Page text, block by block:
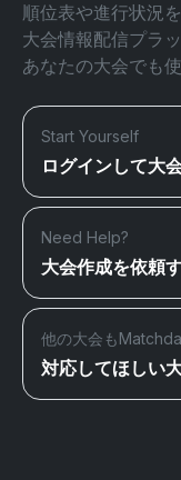
順位表や進行状況
大会情報配信プラ
あなたの大会でも
Start Yourself
ログインして大
Need Help?
大会作成を依頼
他の大会も
対応してほしい